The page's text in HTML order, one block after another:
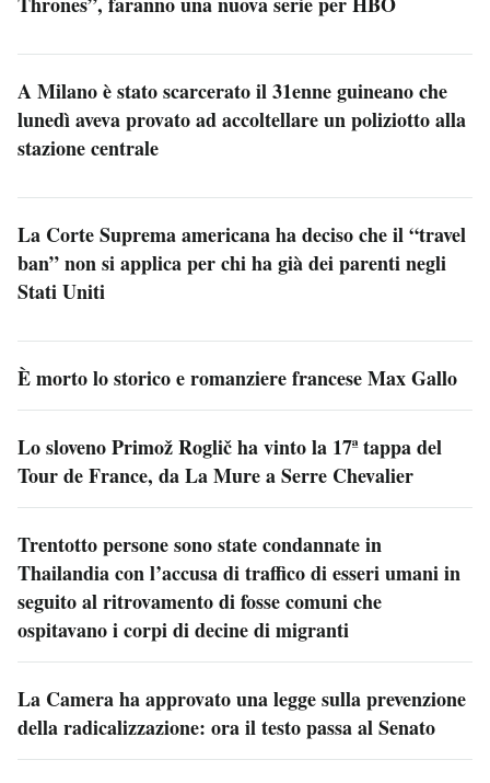
A Milano è stato scarcerato il 31enne guineano che
lunedì aveva provato ad accoltellare un poliziotto alla
stazione centrale
La Corte Suprema americana ha deciso che il “travel
ban” non si applica per chi ha già dei parenti negli
Stati Uniti
È morto lo storico e romanziere francese Max Gallo
Lo sloveno Primož Roglič ha vinto la 17ª tappa del
Tour de France, da La Mure a Serre Chevalier
Trentotto persone sono state condannate in
Thailandia con l’accusa di traffico di esseri umani in
seguito al ritrovamento di fosse comuni che
ospitavano i corpi di decine di migranti
La Camera ha approvato una legge sulla prevenzione
della radicalizzazione: ora il testo passa al Senato